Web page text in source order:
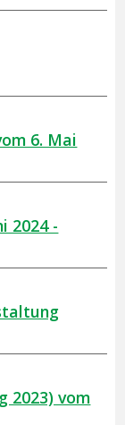
6. Mai
2024 -
2023) vom